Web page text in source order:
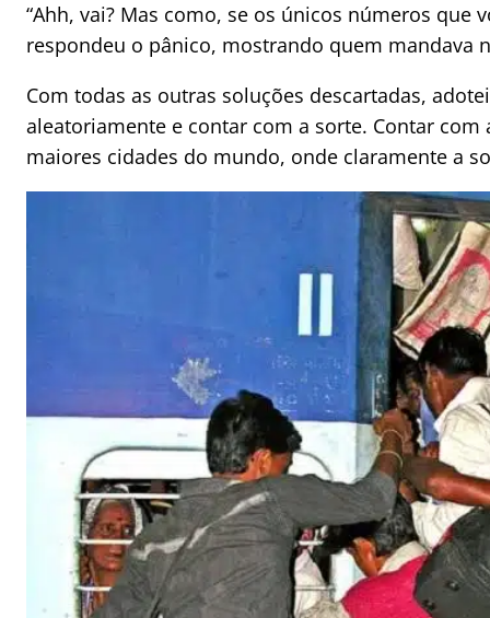
“Ahh, vai? Mas como, se os únicos números que
respondeu o pânico, mostrando quem mandava
Com todas as outras soluções descartadas,
aleatoriamente e contar com a sorte. Contar
maiores cidades do mundo, onde claramente a